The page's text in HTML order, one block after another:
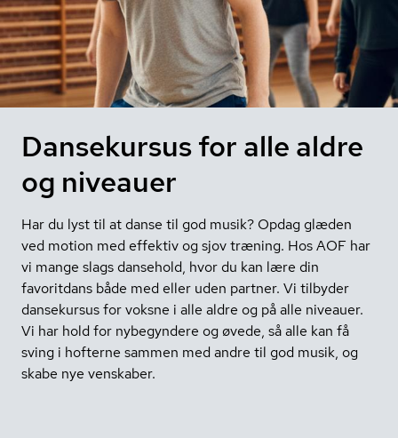
Dansekursus for alle aldre
og niveauer
Har du lyst til at danse til god musik? Opdag glæden
ved motion med effektiv og sjov træning. Hos AOF har
vi mange slags dansehold, hvor du kan lære din
favoritdans både med eller uden partner. Vi tilbyder
dansekursus for voksne i alle aldre og på alle niveauer.
Vi har hold for nybegyndere og øvede, så alle kan få
sving i hofterne sammen med andre til god musik, og
skabe nye venskaber.